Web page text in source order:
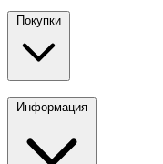
Покупки
Информация